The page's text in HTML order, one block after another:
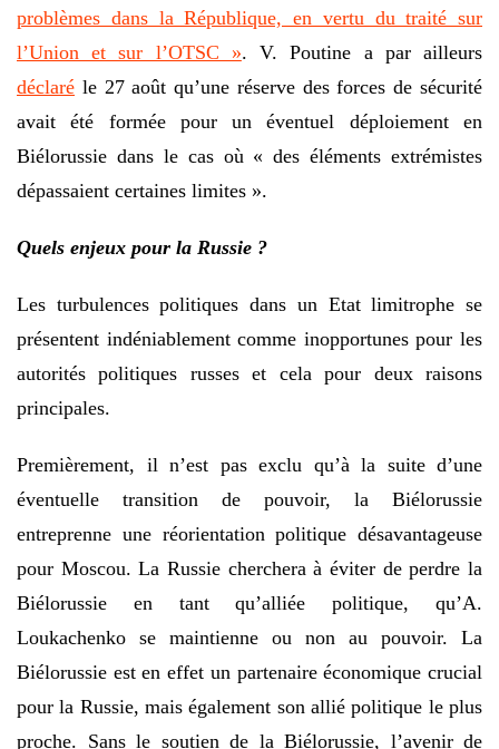
problèmes dans la République, en vertu du traité sur
l’Union et sur l’OTSC ». V. Poutine a par ailleurs
déclaré le 27 août qu’une réserve des forces de sécurité
avait été formée pour un éventuel déploiement en
Biélorussie dans le cas où « des éléments extrémistes
dépassaient certaines limites ».
Quels enjeux pour la Russie ?
Les turbulences politiques dans un Etat limitrophe se
présentent indéniablement comme inopportunes pour les
autorités politiques russes et cela pour deux raisons
principales.
Premièrement, il n’est pas exclu qu’à la suite d’une
éventuelle transition de pouvoir, la Biélorussie
entreprenne une réorientation politique désavantageuse
pour Moscou. La Russie cherchera à éviter de perdre la
Biélorussie en tant qu’alliée politique, qu’A.
Loukachenko se maintienne ou non au pouvoir. La
Biélorussie est en effet un partenaire économique crucial
pour la Russie, mais également son allié politique le plus
proche. Sans le soutien de la Biélorussie, l’avenir de